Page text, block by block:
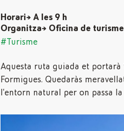
Horari→ A les 9 h
Organitza→ Oficina de
#Turisme
Aquesta ruta guiada et
Formigues. Quedaràs
l’entorn natural per on passa